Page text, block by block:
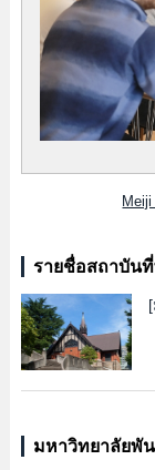
รายชื่อสถาบัน
มหาวิทยาลัยพั